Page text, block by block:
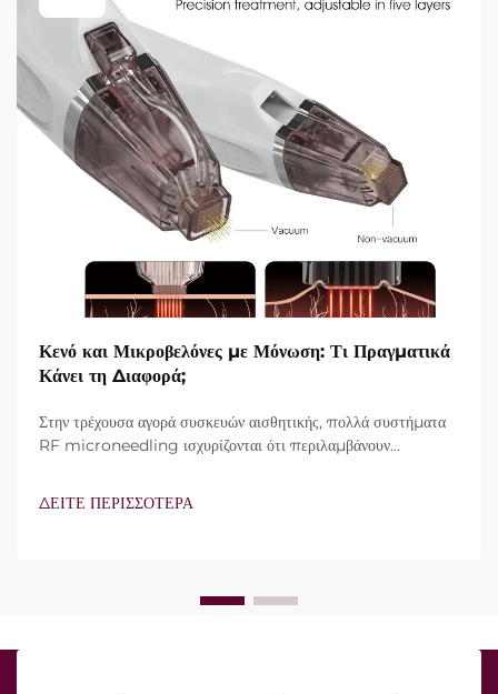
Κενό και Μικροβελόνες με Μόνωση: Τι Πραγματικά
Κάνει τη Διαφορά;
Στην τρέχουσα αγορά συσκευών αισθητικής, πολλά συστήματα
RF microneedling ισχυρίζονται ότι περιλαμβάνουν
χαρακτηριστικά υπάρχουν, αλλά πώς λειτουργούν ακριβώς κατά
ΔΕΙΤΕ ΠΕΡΙΣΣΟΤΕΡΑ